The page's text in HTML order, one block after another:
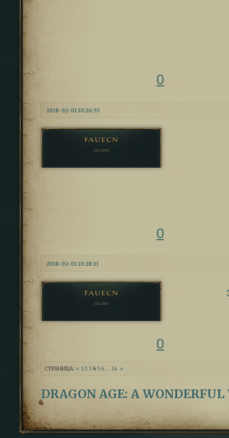
0
2018-02-01 10:26:55
fauecn
гость
0
2018-02-01 10:28:11
fauecn
гость
0
СТРАНИЦА: « 12 3 45 6 … 34 »
DRAGON AGE: A WONDERFUL